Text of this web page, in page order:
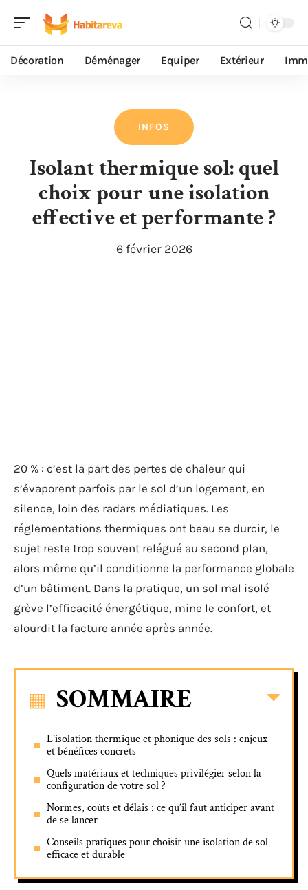
Décoration Déménager Equiper Extérieur
INFOS
Isolant thermique sol: quel
choix pour une isolation
effective et performante ?
6 février 2026
20 % : c’est la part des pertes de chaleur qui
s’évaporent parfois par le sol d’un logement, en
silence, loin des radars médiatiques. Les
réglementations thermiques ont beau se durcir, le
sujet reste trop souvent relégué au second plan,
alors même qu’il conditionne la performance globale
d’un bâtiment. Dans la pratique, un sol mal isolé
grève l’efficacité énergétique, mine le confort, et
alourdit la facture année après année.
SOMMAIRE
L’isolation thermique et phonique des sols : enjeux
et bénéfices concrets
Quels matériaux et techniques privilégier selon la
configuration de votre sol ?
Normes, coûts et délais : ce qu’il faut anticiper avant
de se lancer
Conseils pratiques pour choisir une isolation de sol
efficace et durable